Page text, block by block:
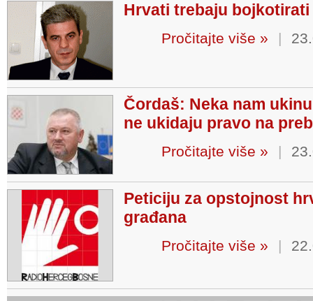
Hrvati trebaju bojkotirati
Pročitajte više » |
Čordaš: Neka nam
ne ukidaju pravo na
Pročitajte više » |
Peticiju za opstojnost
građana
Pročitajte više » |